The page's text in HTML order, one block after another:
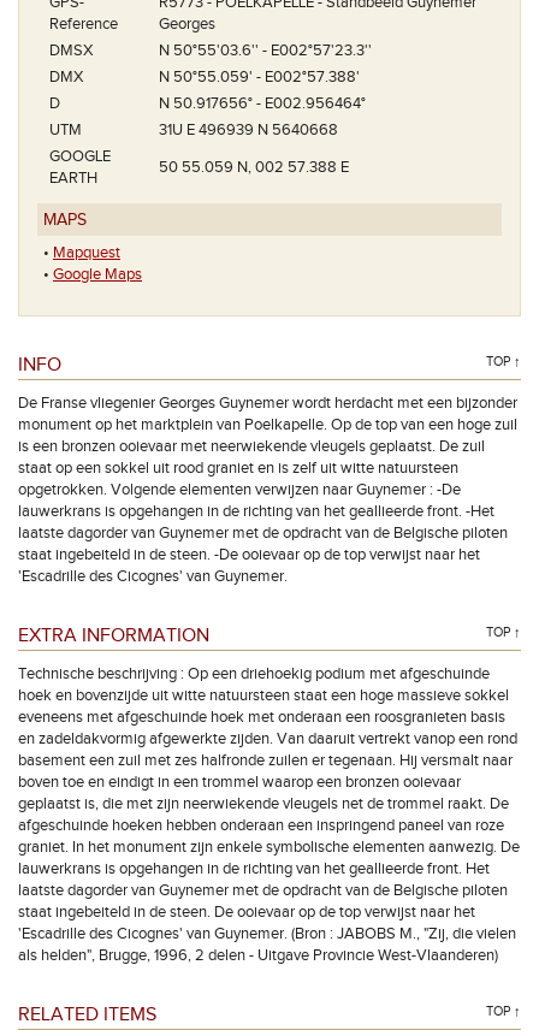
Reference
Georges
DMSX
N 50°55'03.6'' - E002°57'23.3''
DMX
N 50°55.059' - E002°57.388'
D
N 50.917656° - E002.956464°
UTM
31U E 496939 N 5640668
GOOGLE
EARTH
50 55.059 N, 002 57.388 E
MAPS
• Mapquest
• Google Maps
INFO TOP ↑
De Franse vliegenier Georges Guynemer wordt herdacht met een bijzonder
monument op het marktplein van Poelkapelle. Op de top van een hoge zuil
is een bronzen ooievaar met neerwiekende vleugels geplaatst. De zuil
staat op een sokkel uit rood graniet en is zelf uit witte natuursteen
opgetrokken. Volgende elementen verwijzen naar Guynemer : -De
lauwerkrans is opgehangen in de richting van het geallieerde front. -Het
laatste dagorder van Guynemer met de opdracht van de Belgische piloten
staat ingebeiteld in de steen. -De ooievaar op de top verwijst naar het
'Escadrille des Cicognes' van Guynemer.
EXTRA INFORMATION TOP ↑
Technische beschrijving : Op een driehoekig podium met afgeschuinde
hoek en bovenzijde uit witte natuursteen staat een hoge massieve sokkel
eveneens met afgeschuinde hoek met onderaan een roosgranieten basis
en zadeldakvormig afgewerkte zijden. Van daaruit vertrekt vanop een rond
basement een zuil met zes halfronde zuilen er tegenaan. Hij versmalt naar
boven toe en eindigt in een trommel waarop een bronzen ooievaar
geplaatst is, die met zijn neerwiekende vleugels net de trommel raakt. De
afgeschuinde hoeken hebben onderaan een inspringend paneel van roze
graniet. In het monument zijn enkele symbolische elementen aanwezig. De
lauwerkrans is opgehangen in de richting van het geallieerde front. Het
laatste dagorder van Guynemer met de opdracht van de Belgische piloten
staat ingebeiteld in de steen. De ooievaar op de top verwijst naar het
'Escadrille des Cicognes' van Guynemer. (Bron : JABOBS M., "Zij, die vielen
als helden", Brugge, 1996, 2 delen - Uitgave Provincie West-Vlaanderen)
RELATED ITEMS TOP ↑